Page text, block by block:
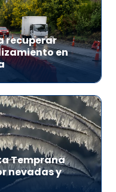
recuperar
en
Temprana
nevadas y